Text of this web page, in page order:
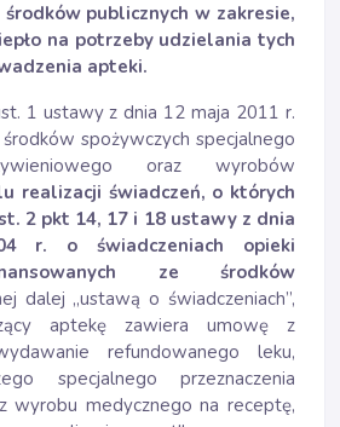
publicznych w zakresie,
na potrzeby udzielania tych
apteki.
1 ustawy z dnia 12 maja 2011 r.
spożywczych specjalnego
oraz wyrobów
realizacji świadczeń, o których
2 pkt 14, 17 i 18 ustawy z dnia
r. o świadczeniach opieki
ze środków
dalej „ustawą o świadczeniach”,
aptekę zawiera umowę z
refundowanego leku,
specjalnego przeznaczenia
wyrobu medycznego na receptę,